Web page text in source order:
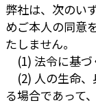
弊社は、次のい
めご本人の同意
たしません。
(1) 法令に基づ
(2) 人の生命、
る場合であって